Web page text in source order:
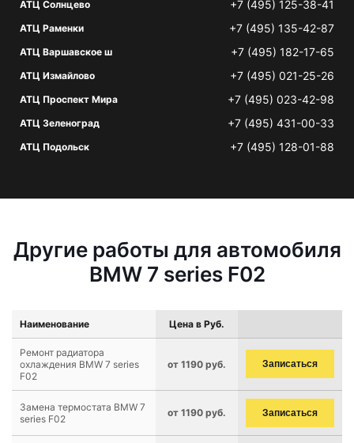
АТЦ Солнцево +7 (495) 125-38-41
АТЦ Раменки +7 (495) 135-42-87
АТЦ Варшавское ш +7 (495) 182-17-65
АТЦ Измайлово +7 (495) 021-25-26
АТЦ Проспект Мира +7 (495) 023-42-98
АТЦ Зеленоград +7 (495) 431-00-33
АТЦ Подольск +7 (495) 128-01-88
Другие работы для автомобиля
BMW 7 series F02
Наименование Цена в Руб.
Ремонт радиатора
охлаждения BMW 7 series
F02
от 1190 руб. Записаться
Замена термостата BMW 7
series F02
от 1190 руб. Записаться